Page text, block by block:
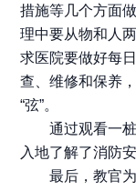
措施等几个方面
理中要从物和人
求医院要做好每
查、维修和保养
“弦”。
通过观看一桩
入地了解了消防
最后，教官为